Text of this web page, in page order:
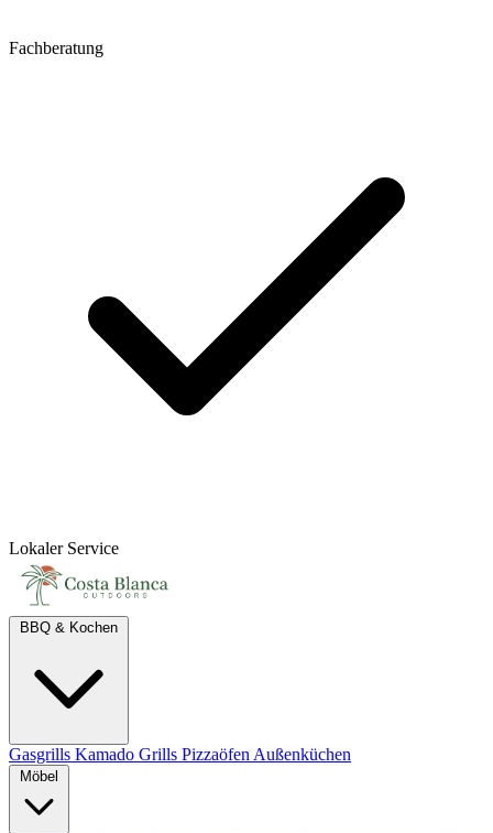
Fachberatung
Lokaler Service
Gasgrills Kamado Grills Pizzaöfen Außenküchen